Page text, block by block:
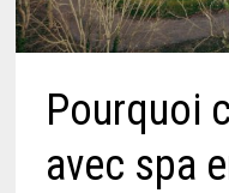
Pourquoi
avec spa